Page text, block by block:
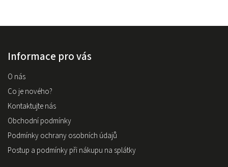
Informace pro vás
O nás
Co je nového?
Kontaktujte nás
Obchodní podmínky
Podmínky ochrany osobních údajů
Postup a podmínky při nákupu na splátky